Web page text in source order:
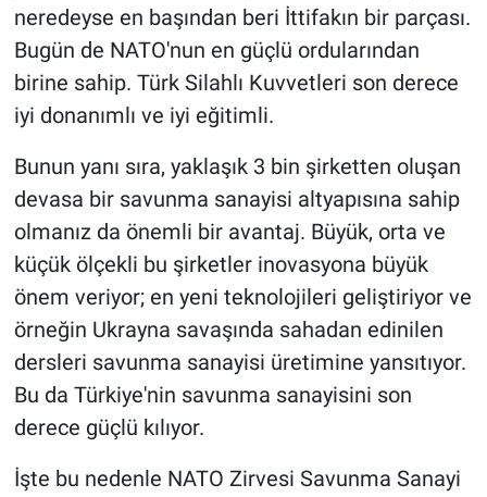
neredeyse en başından beri İttifakın bir parçası.
Bugün de NATO'nun en güçlü ordularından
birine sahip. Türk Silahlı Kuvvetleri son derece
iyi donanımlı ve iyi eğitimli.
Bunun yanı sıra, yaklaşık 3 bin şirketten oluşan
devasa bir savunma sanayisi altyapısına sahip
olmanız da önemli bir avantaj. Büyük, orta ve
küçük ölçekli bu şirketler inovasyona büyük
önem veriyor; en yeni teknolojileri geliştiriyor ve
örneğin Ukrayna savaşında sahadan edinilen
dersleri savunma sanayisi üretimine yansıtıyor.
Bu da Türkiye'nin savunma sanayisini son
derece güçlü kılıyor.
İşte bu nedenle NATO Zirvesi Savunma Sanayi